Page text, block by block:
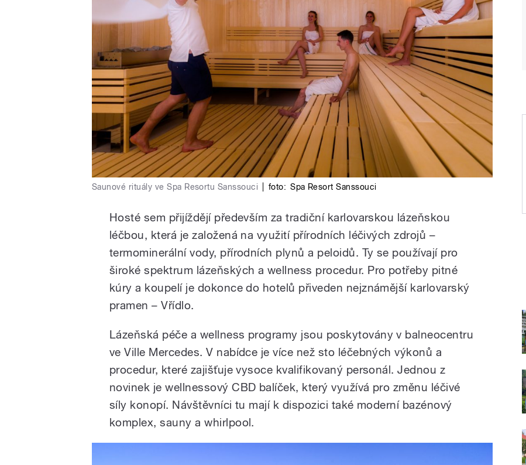
Saunové rituály ve Spa Resortu Sanssouci foto: Spa Resort Sanssouci
Hosté sem přijíždějí především za tradiční karlovarskou lázeňskou
léčbou, která je založená na využití přírodních léčivých zdrojů –
termominerální vody, přírodních plynů a peloidů. Ty se používají pro
široké spektrum lázeňských a wellness procedur. Pro potřeby pitné
kúry a koupelí je dokonce do hotelů přiveden nejznámější karlovarský
pramen – Vřídlo.
Lázeňská péče a wellness programy jsou poskytovány v balneocentru
ve Ville Mercedes. V nabídce je více než sto léčebných výkonů a
procedur, které zajišťuje vysoce kvalifikovaný personál. Jednou z
novinek je wellnessový CBD balíček, který využívá pro změnu léčivé
síly konopí. Návštěvníci tu mají k dispozici také moderní bazénový
komplex, sauny a whirlpool.